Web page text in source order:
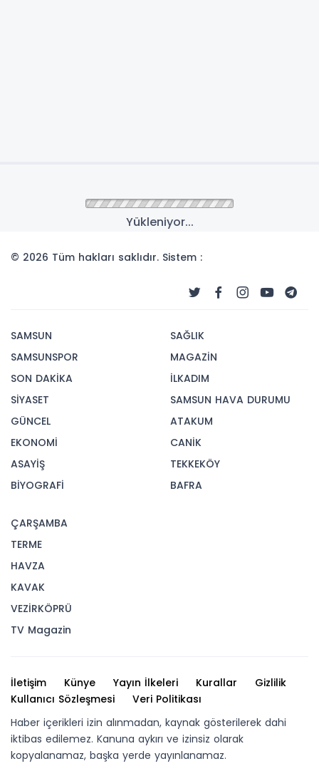
Yükleniyor...
© 2026 Tüm hakları saklıdır. Sistem :
SAMSUN
SAMSUNSPOR
SON DAKİKA
SİYASET
GÜNCEL
EKONOMİ
ASAYİŞ
BİYOGRAFİ
SAĞLIK
MAGAZİN
İLKADIM
SAMSUN HAVA DURUMU
ATAKUM
CANİK
TEKKEKÖY
BAFRA
ÇARŞAMBA
TERME
HAVZA
KAVAK
VEZİRKÖPRÜ
TV Magazin
İletişim Künye Yayın İlkeleri Kurallar
Gizlilik
Kullanıcı Sözleşmesi
Veri Politikası
Haber içerikleri izin alınmadan, kaynak gösterilerek dahi
iktibas edilemez. Kanuna aykırı ve izinsiz olarak
kopyalanamaz, başka yerde yayınlanamaz.